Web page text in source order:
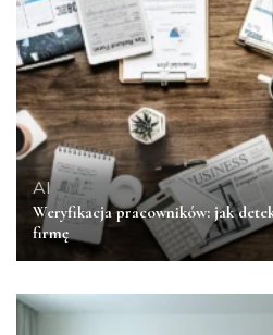
AI
Weryfikacja pracowników: jak
firmę